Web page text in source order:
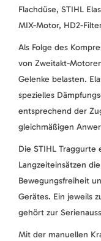
Flachdüse, STIHL
MIX-Motor, HD2-
Als Folge des
von Zweitakt-
Gelenke belasten.
spezielles
entsprechend der
gleichmäßigen
Die STIHL
Langzeiteinsätzen
Bewegungsfreiheit
Gerätes. Ein jeweils
gehört zur
Mit der manuellen